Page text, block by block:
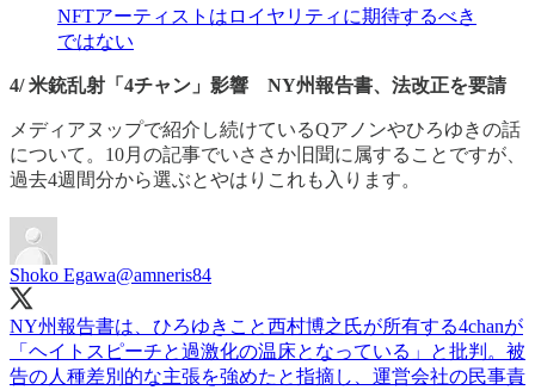
NFTアーティストはロイヤリティに期待するべき
ではない
4/ 米銃乱射「4チャン」影響 NY州報告書、法改正を要請
メディアヌップで紹介し続けているQアノンやひろゆきの話
について。10月の記事でいささか旧聞に属することですが、
過去4週間分から選ぶとやはりこれも入ります。
Shoko Egawa@amneris84
NY州報告書は、ひろゆきこと西村博之氏が所有する4chanが
「ヘイトスピーチと過激化の温床となっている」と批判。被
告の人種差別的な主張を強めたと指摘し、運営会社の民事責